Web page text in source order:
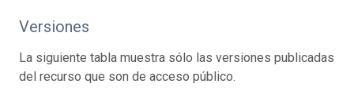
Versiones
La siguiente tabla muestra sólo las versiones publicadas
del recurso que son de acceso público.